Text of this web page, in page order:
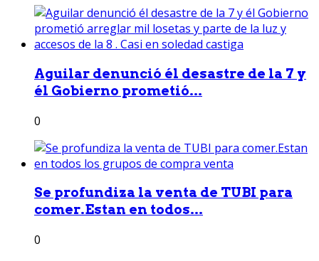
Aguilar denunció él desastre de la 7 y
él Gobierno prometió...
0
Se profundiza la venta de TUBI para
comer.Estan en todos...
0